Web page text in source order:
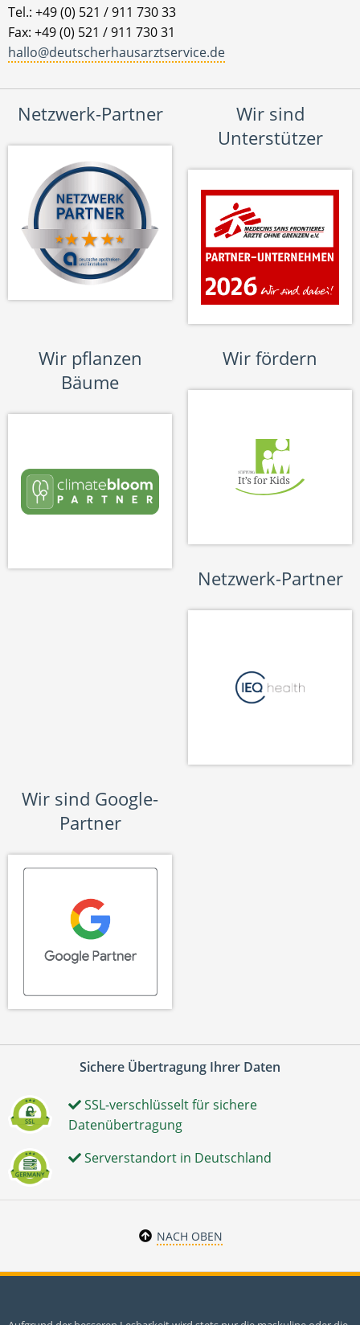
Tel.: +49 (0) 521 / 911 730 33
Fax: +49 (0) 521 / 911 730 31
hallo@deutscherhausarztservice.de
Netzwerk-Partner
Wir sind
Unterstützer
Wir pflanzen
Bäume
Wir fördern
Netzwerk-Partner
Wir sind Google-
Partner
Sichere Übertragung Ihrer Daten
SSL-verschlüsselt für sichere
Datenübertragung
Serverstandort in Deutschland
NACH OBEN